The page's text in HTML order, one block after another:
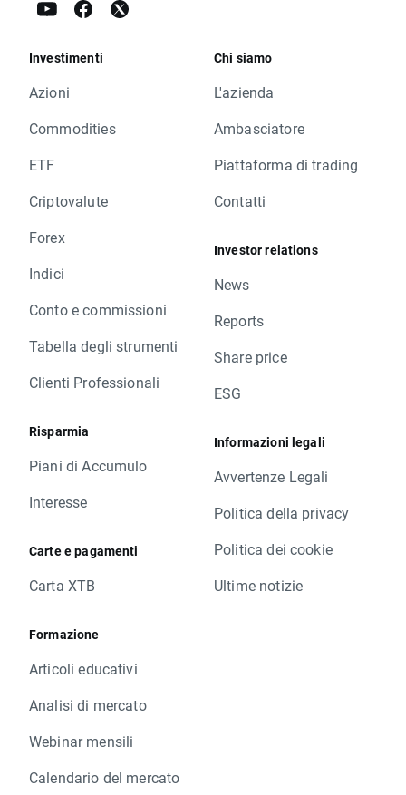
Investimenti
Azioni
Commodities
ETF
Criptovalute
Forex
Indici
Conto e commissioni
Tabella degli strumenti
Clienti Professionali
Risparmia
Piani di Accumulo
Interesse
Carte e pagamenti
Carta XTB
Formazione
Articoli educativi
Analisi di mercato
Webinar mensili
Calendario del mercato
Chi siamo
L'azienda
Ambasciatore
Piattaforma di trading
Contatti
Investor relations
News
Reports
Share price
ESG
Informazioni legali
Avvertenze Legali
Politica della privacy
Politica dei cookie
Ultime notizie